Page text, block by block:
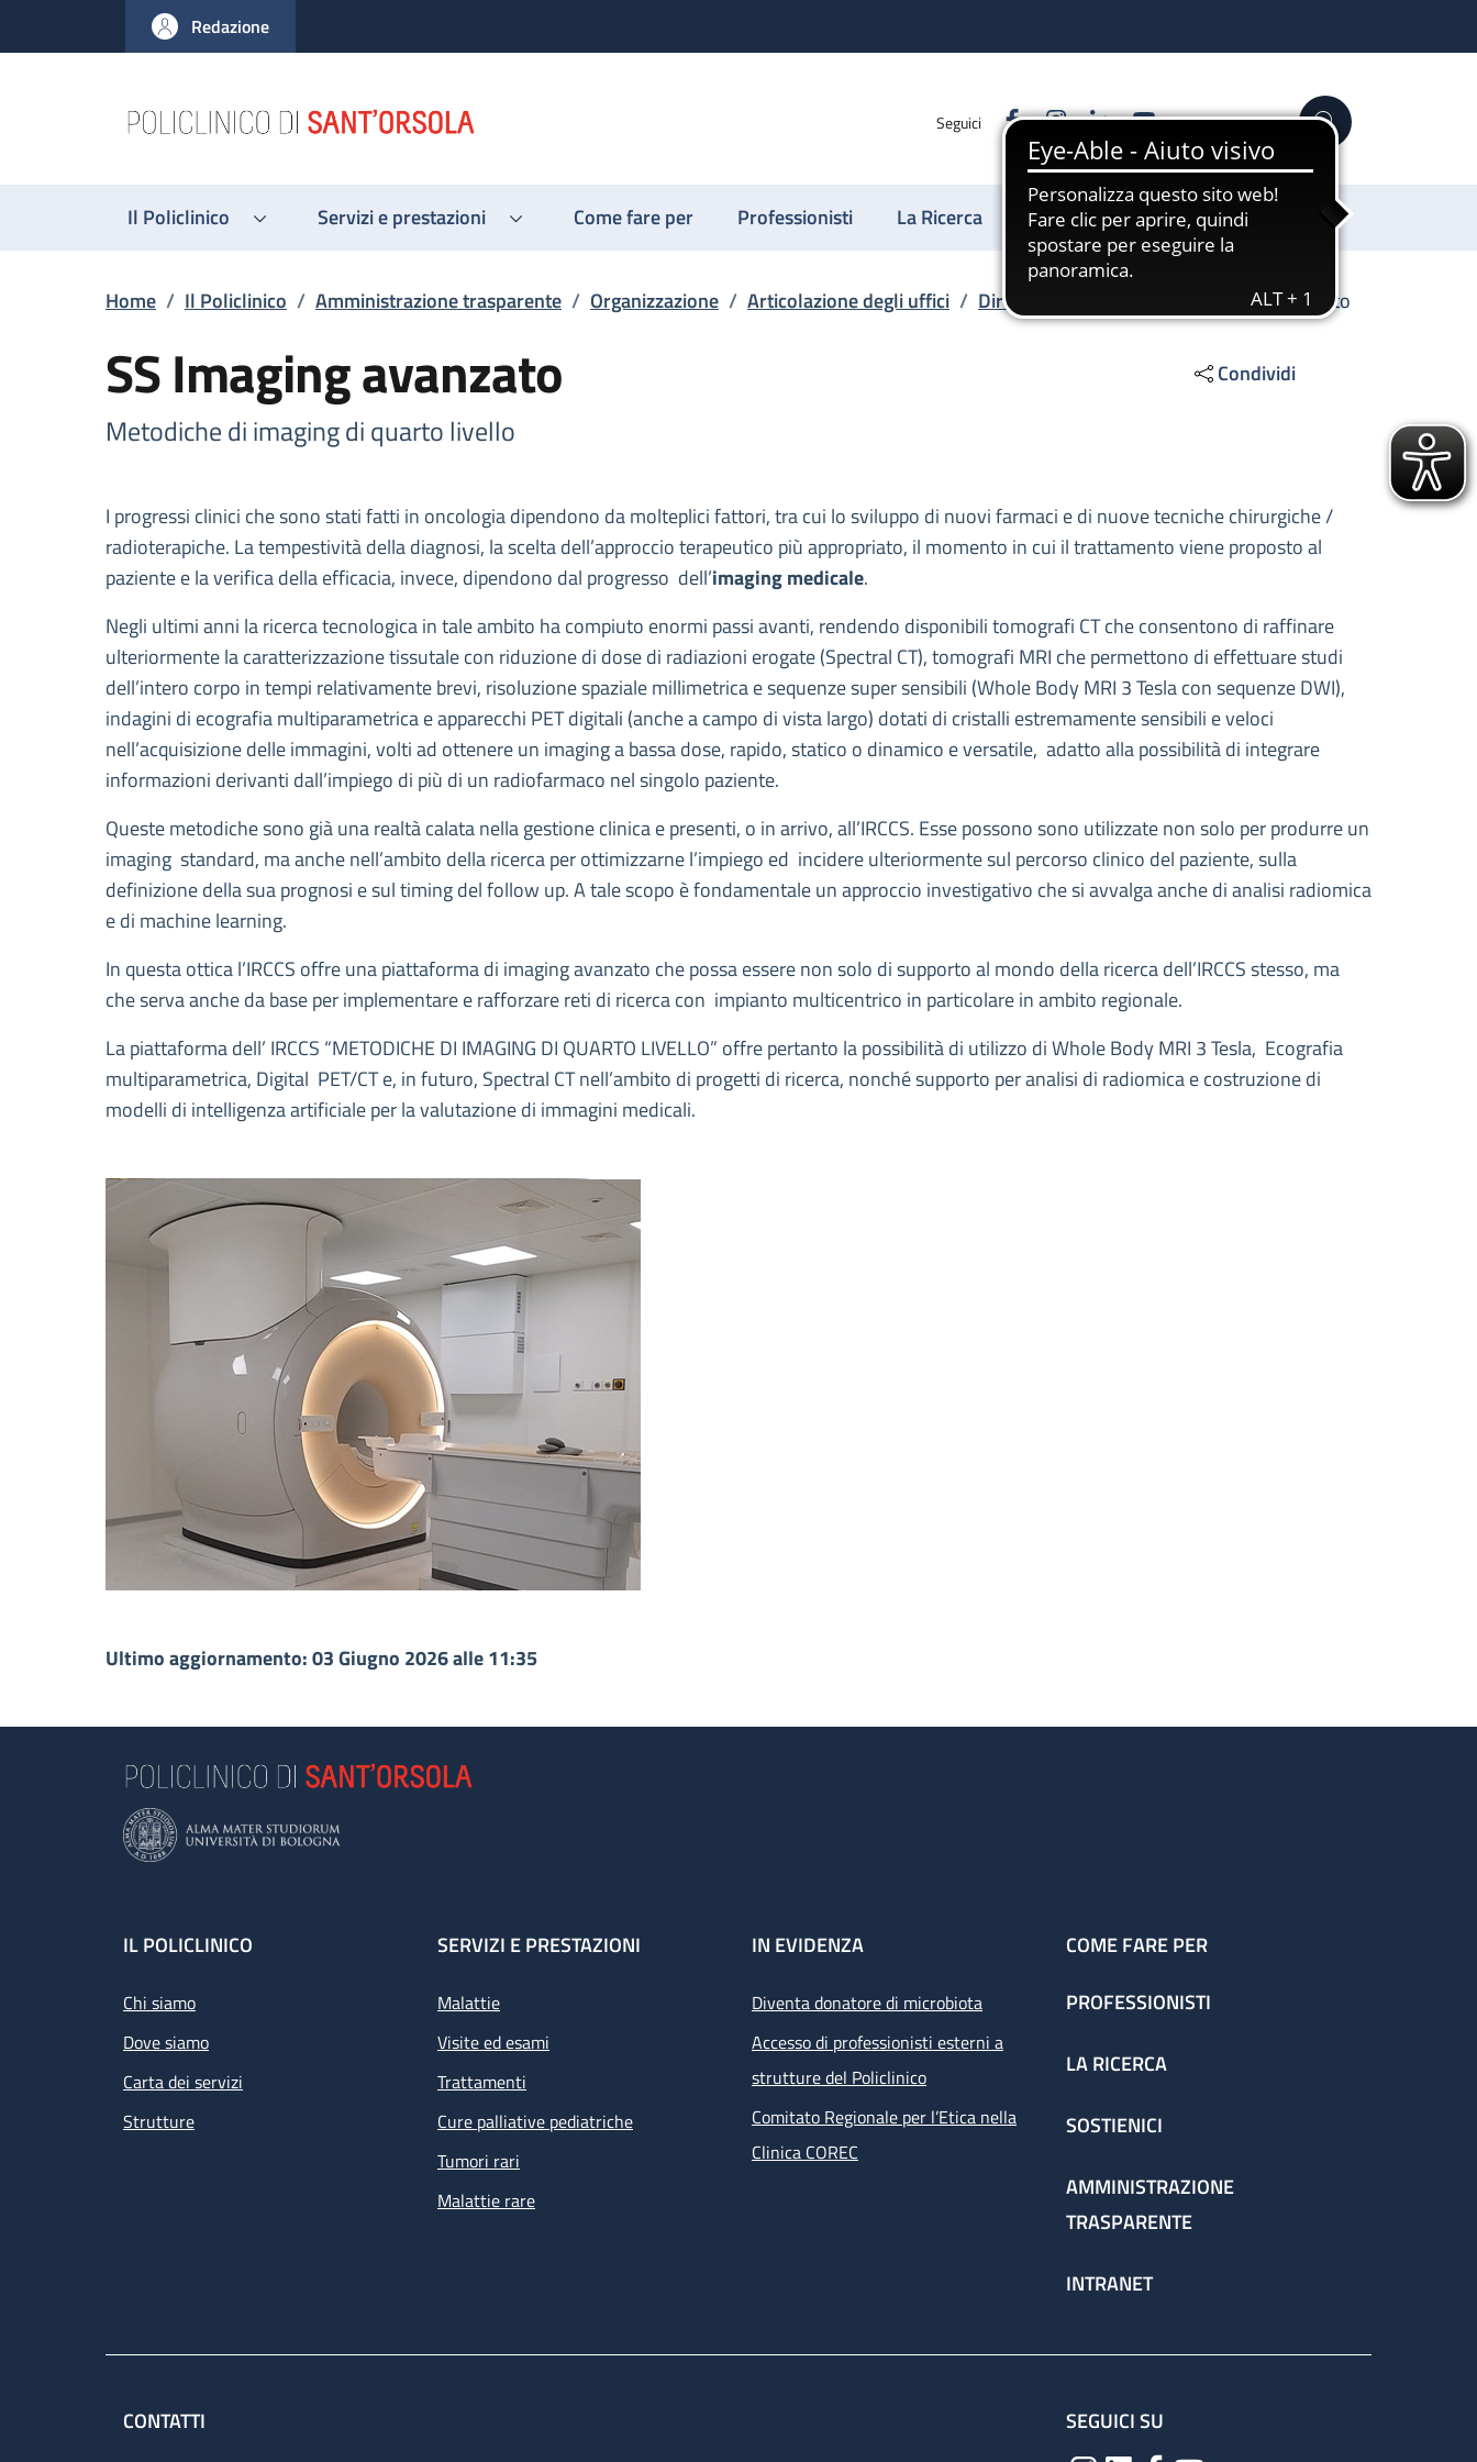
al contenuto principale
to footer content
Redazione
Seguici FacebookInstagram
LinkedinYouTube Cerca
Il Policlinico Servizi e prestazioni Come fare per Professionisti La Ricerca Sostienici
Briciole di pane
Home / Il Policlinico / Amministrazione trasparente / Organizzazione / Articolazione degli uffici / Direzione Scientifica SS Imaging avanzato
SS Imaging avanzato
Metodiche di imaging di quarto livello
Condividi
Descrizione
I progressi clinici che sono stati fatti in oncologia dipendono da molteplici fattori, tra cui lo sviluppo di nuovi farmaci e di nuove tecniche chirurgiche /
radioterapiche. La tempestività della diagnosi, la scelta dell’approccio terapeutico più appropriato, il momento in cui il trattamento viene proposto al
paziente e la verifica della efficacia, invece, dipendono dal progresso dell’imaging medicale.
Negli ultimi anni la ricerca tecnologica in tale ambito ha compiuto enormi passi avanti, rendendo disponibili tomografi CT che consentono di raffinare
ulteriormente la caratterizzazione tissutale con riduzione di dose di radiazioni erogate (Spectral CT), tomografi MRI che permettono di effettuare studi
dell’intero corpo in tempi relativamente brevi, risoluzione spaziale millimetrica e sequenze super sensibili (Whole Body MRI 3 Tesla con sequenze DWI),
indagini di ecografia multiparametrica e apparecchi PET digitali (anche a campo di vista largo) dotati di cristalli estremamente sensibili e veloci
nell’acquisizione delle immagini, volti ad ottenere un imaging a bassa dose, rapido, statico o dinamico e versatile, adatto alla possibilità di integrare
informazioni derivanti dall’impiego di più di un radiofarmaco nel singolo paziente.
Queste metodiche sono già una realtà calata nella gestione clinica e presenti, o in arrivo, all’IRCCS. Esse possono sono utilizzate non solo per produrre un
imaging standard, ma anche nell’ambito della ricerca per ottimizzarne l’impiego ed incidere ulteriormente sul percorso clinico del paziente, sulla
definizione della sua prognosi e sul timing del follow up. A tale scopo è fondamentale un approccio investigativo che si avvalga anche di analisi radiomica
e di machine learning.
In questa ottica l’IRCCS offre una piattaforma di imaging avanzato che possa essere non solo di supporto al mondo della ricerca dell’IRCCS stesso, ma
che serva anche da base per implementare e rafforzare reti di ricerca con impianto multicentrico in particolare in ambito regionale.
La piattaforma dell’ IRCCS “METODICHE DI IMAGING DI QUARTO LIVELLO” offre pertanto la possibilità di utilizzo di Whole Body MRI 3 Tesla, Ecografia
multiparametrica, Digital PET/CT e, in futuro, Spectral CT nell’ambito di progetti di ricerca, nonché supporto per analisi di radiomica e costruzione di
modelli di intelligenza artificiale per la valutazione di immagini medicali.
Ultimo aggiornamento: 03 Giugno 2026 alle 11:35
Footer
IL POLICLINICO
Chi siamo
Dove siamo
Carta dei servizi
Strutture
SERVIZI E PRESTAZIONI
Malattie
Visite ed esami
Trattamenti
Cure palliative pediatriche
Tumori rari
Malattie rare
IN EVIDENZA
Diventa donatore di microbiota
Accesso di professionisti esterni a
strutture del Policlinico
Comitato Regionale per l’Etica nella
Clinica COREC
COME FARE PER
PROFESSIONISTI
LA RICERCA
SOSTIENICI
AMMINISTRAZIONE
TRASPARENTE
INTRANET
CONTATTI SEGUICI SU